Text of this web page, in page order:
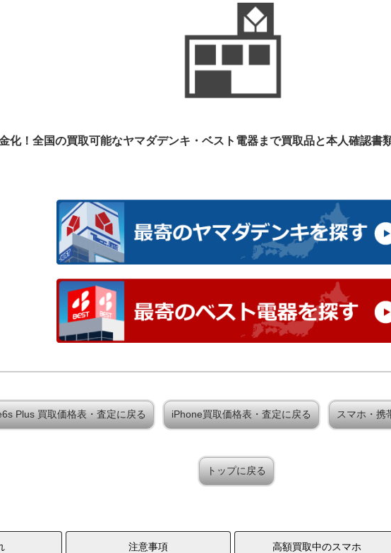
化！全国の買取可能なヤマダデンキ・ベスト電器まで買取品と本人確認書
Plus 買取価格表・査定に戻る iPhone買取価格表・査定に戻る スマホ・携
トップに戻る
注意事項 高額買取中のスマホ